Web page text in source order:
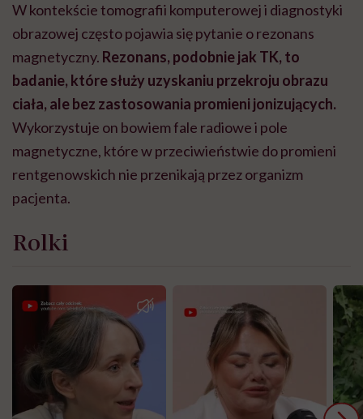
W kontekście tomografii komputerowej i diagnostyki
obrazowej często pojawia się pytanie o rezonans
magnetyczny. Rezonans, podobnie jak TK, to
badanie, które służy uzyskaniu przekroju obrazu
ciała, ale bez zastosowania promieni jonizujących.
Wykorzystuje on bowiem fale radiowe i pole
magnetyczne, które w przeciwieństwie do promieni
rentgenowskich nie przenikają przez organizm
pacjenta.
Rolki